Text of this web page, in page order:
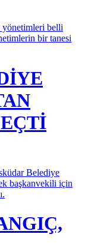
yönetimleri belli
bir tanesi
Belediye
başkanvekili için